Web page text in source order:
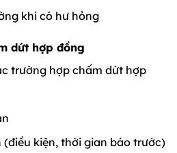
khi có hư hỏng
dứt hợp đồng
trường hợp chấm dứt hợp
kiện, thời gian báo trước)